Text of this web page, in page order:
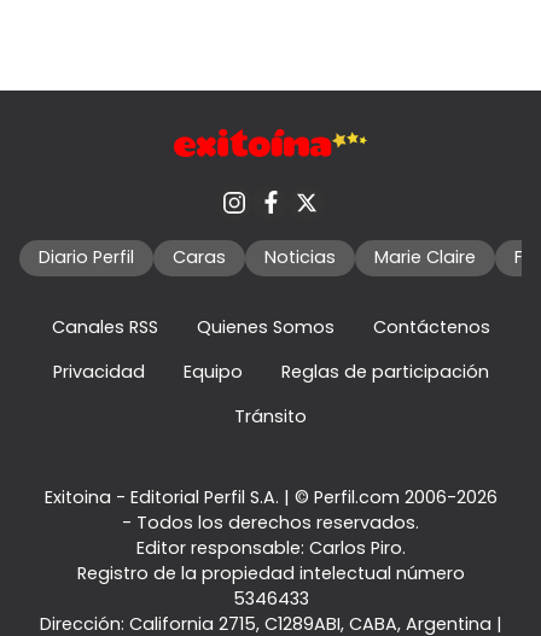
Diario Perfil Caras Noticias Marie Claire
Canales RSS Quienes Somos
Contáctenos
Privacidad
Equipo
Reglas de participación
Tránsito
Exitoina - Editorial Perfil S.A. | © Perfil.com 2006-2026
- Todos los derechos reservados.
Editor responsable: Carlos Piro.
Registro de la propiedad intelectual número
5346433
Dirección: California 2715, C1289ABI, CABA, Argentina |